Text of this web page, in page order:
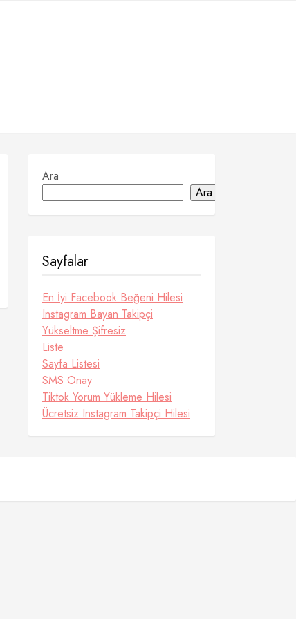
Ara
Ara
Sayfalar
En İyi Facebook Beğeni Hilesi
Instagram Bayan Takipçi
Yükseltme Şifresiz
Liste
Sayfa Listesi
SMS Onay
Tiktok Yorum Yükleme Hilesi
Ücretsiz Instagram Takipçi Hilesi